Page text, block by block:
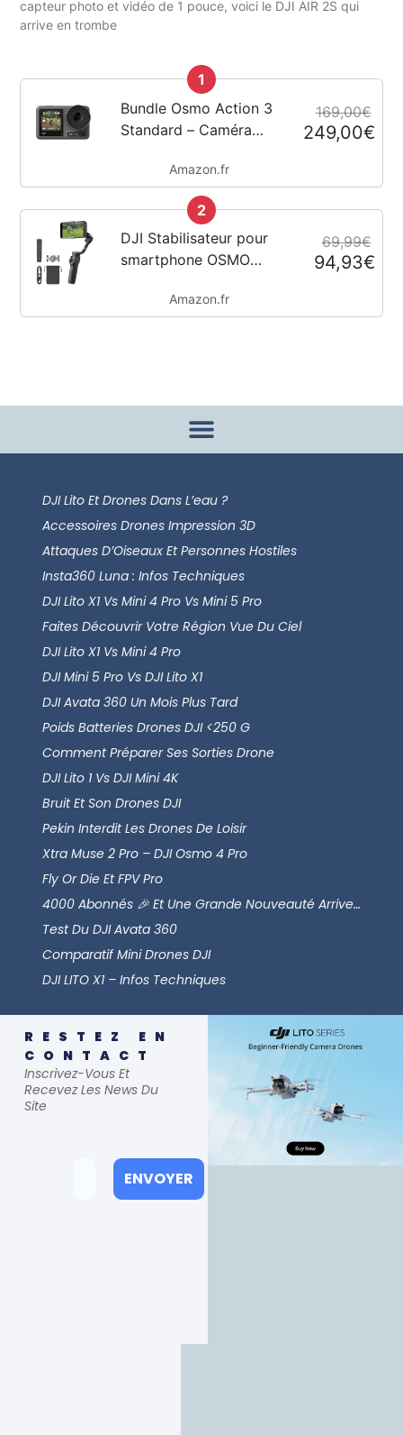
capteur photo et vidéo de 1 pouce, voici le DJI AIR 2S qui
arrive en trombe
1
Bundle Osmo Action 3
Standard – Caméra
super large,
HorizonSteady,
résistant au froid,
longue durée, support
vertical à démontage...
169,00€
249,00€
Amazon.fr
2
DJI Stabilisateur pour
smartphone OSMO
pour téléphones, bras
69,99€
94,93€
Amazon.fr
DJI Lito Et Drones Dans L’eau ?
Accessoires Drones Impression 3D
Attaques D’Oiseaux Et Personnes Hostiles
Insta360 Luna : Infos Techniques
DJI Lito X1 Vs Mini 4 Pro Vs Mini 5 Pro
Faites Découvrir Votre Région Vue Du Ciel
DJI Lito X1 Vs Mini 4 Pro
DJI Mini 5 Pro Vs DJI Lito X1
DJI Avata 360 Un Mois Plus Tard
Poids Batteries Drones DJI <250 G
Comment Préparer Ses Sorties Drone
DJI Lito 1 Vs DJI Mini 4K
Bruit Et Son Drones DJI
Pekin Interdit Les Drones De Loisir
Xtra Muse 2 Pro – DJI Osmo 4 Pro
Fly Or Die Et FPV Pro
4000 Abonnés 🎉 Et Une Grande Nouveauté Arrive…
Test Du DJI Avata 360
Comparatif Mini Drones DJI
DJI LITO X1 – Infos Techniques
RESTEZ EN
CONTACT
Inscrivez-Vous Et
Recevez Les News Du
Site